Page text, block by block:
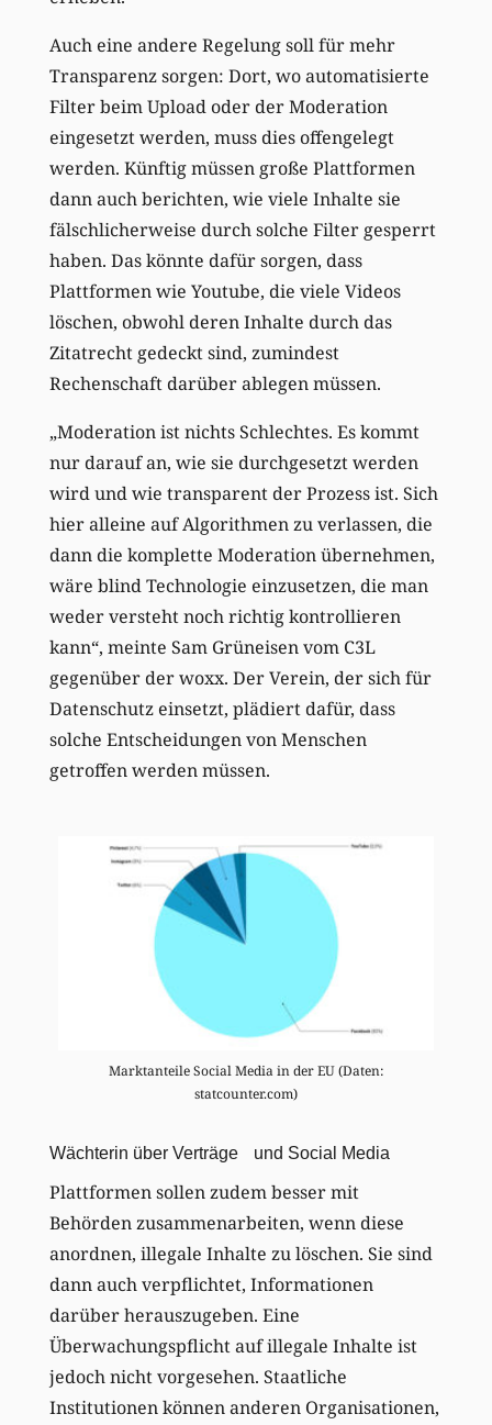
Auch eine andere Regelung soll für mehr
Transparenz sorgen: Dort, wo automatisierte
Filter beim Upload oder der Moderation
eingesetzt werden, muss dies offengelegt
werden. Künftig müssen große Plattformen
dann auch berichten, wie viele Inhalte sie
fälschlicherweise durch solche Filter gesperrt
haben. Das könnte dafür sorgen, dass
Plattformen wie Youtube, die viele Videos
löschen, obwohl deren Inhalte durch das
Zitatrecht gedeckt sind, zumindest
Rechenschaft darüber ablegen müssen.
„Moderation ist nichts Schlechtes. Es kommt
nur darauf an, wie sie durchgesetzt werden
wird und wie transparent der Prozess ist. Sich
hier alleine auf Algorithmen zu verlassen, die
dann die komplette Moderation übernehmen,
wäre blind Technologie einzusetzen, die man
weder versteht noch richtig kontrollieren
kann“, meinte Sam Grüneisen vom C3L
gegenüber der woxx. Der Verein, der sich für
Datenschutz einsetzt, plädiert dafür, dass
solche Entscheidungen von Menschen
getroffen werden müssen.
Marktanteile Social Media in der EU (Daten:
statcounter.com)
Wächterin über Verträge und Social Media
Plattformen sollen zudem besser mit
Behörden zusammenarbeiten, wenn diese
anordnen, illegale Inhalte zu löschen. Sie sind
dann auch verpflichtet, Informationen
darüber herauszugeben. Eine
Überwachungspflicht auf illegale Inhalte ist
jedoch nicht vorgesehen. Staatliche
Institutionen können anderen Organisationen,